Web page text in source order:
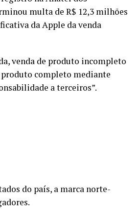
multa de R$ 12,3 milhões
da Apple da venda
venda de produto incompleto
produto completo mediante
a terceiros”.
do país, a marca norte-